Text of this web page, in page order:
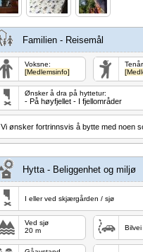
Familien - Reisemål
Voksne:
[Medlemsinfo]
Ønsker å dra på hyttetur:
- På høyfjellet - I fjellområder
Vi ønsker fortrinnsvis å bytte med noen
Hytta - Beliggenhet og miljø
I eller ved skjærgården / sjø
Ved sjø
20 m